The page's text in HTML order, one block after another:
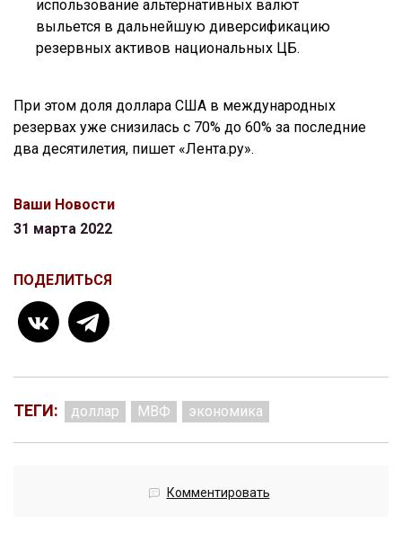
использование альтернативных валют
выльется в дальнейшую диверсификацию
резервных активов национальных ЦБ.
При этом доля доллара США в международных
резервах уже снизилась с 70% до 60% за последние
два десятилетия, пишет «Лента.ру».
Ваши Новости
31 марта 2022
ПОДЕЛИТЬСЯ
ТЕГИ: доллар МВФ экономика
Комментировать